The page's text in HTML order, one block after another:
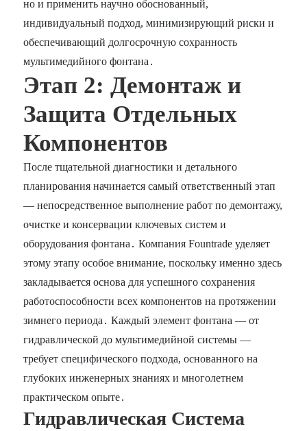
но и применить научно обоснованный,
индивидуальный подход, минимизирующий риски и
обеспечивающий долгосрочную сохранность
мультимедийного фонтана․
Этап 2: Демонтаж и
Защита Отдельных
Компонентов
После тщательной диагностики и детального
планирования начинается самый ответственный этап
— непосредственное выполнение работ по демонтажу,
очистке и консервации ключевых систем и
оборудования фонтана․ Компания Fountrade уделяет
этому этапу особое внимание, поскольку именно здесь
закладывается основа для успешного сохранения
работоспособности всех компонентов на протяжении
зимнего периода․ Каждый элемент фонтана — от
гидравлической до мультимедийной системы —
требует специфического подхода, основанного на
глубоких инженерных знаниях и многолетнем
практическом опыте․
Гидравлическая Система